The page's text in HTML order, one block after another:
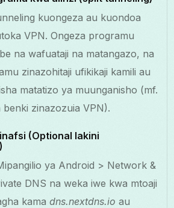
kuongeza au kuondoa
VPN. Ongeza programu
na wafuataji na matangazo, na
zinazohitaji ufikikaji kamili au
matatizo ya muunganisho (mf.
zinazozuia VPN).
(Optional lakini
ya Android > Network &
DNS na weka iwe kwa mtoaji
kamadns.nextdns.io au